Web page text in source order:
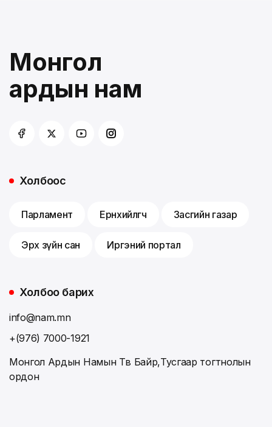
Монгол
ардын нам
Холбоос
Парламент Ерөнхийлөгч Засгийн газар
Эрх зүйн сан Иргэний портал
Холбоо барих
info@nam.mn
+(976) 7000-1921
Монгол Ардын Намын Төв Байр,Тусгаар тогтнолын
ордон